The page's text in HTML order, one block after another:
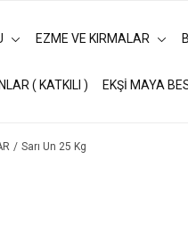
EZME VE KIRMALAR
( KATKILI ) EKŞİ MAYA
Sarı Un 25 Kg